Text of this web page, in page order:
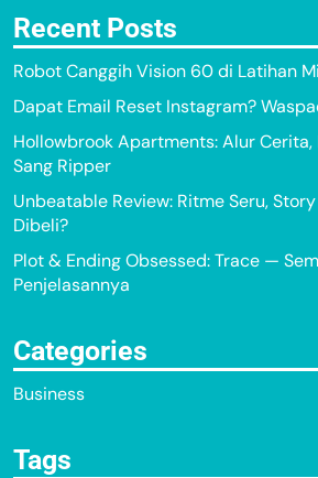
Recent Posts
Robot Canggih Vision 60 di Latihan
Dapat Email Reset Instagram?
Hollowbrook Apartments: Alur Cerita,
Sang Ripper
Unbeatable Review: Ritme Seru,
Dibeli?
Plot & Ending Obsessed: Trace —
Penjelasannya
Categories
Business
Tags